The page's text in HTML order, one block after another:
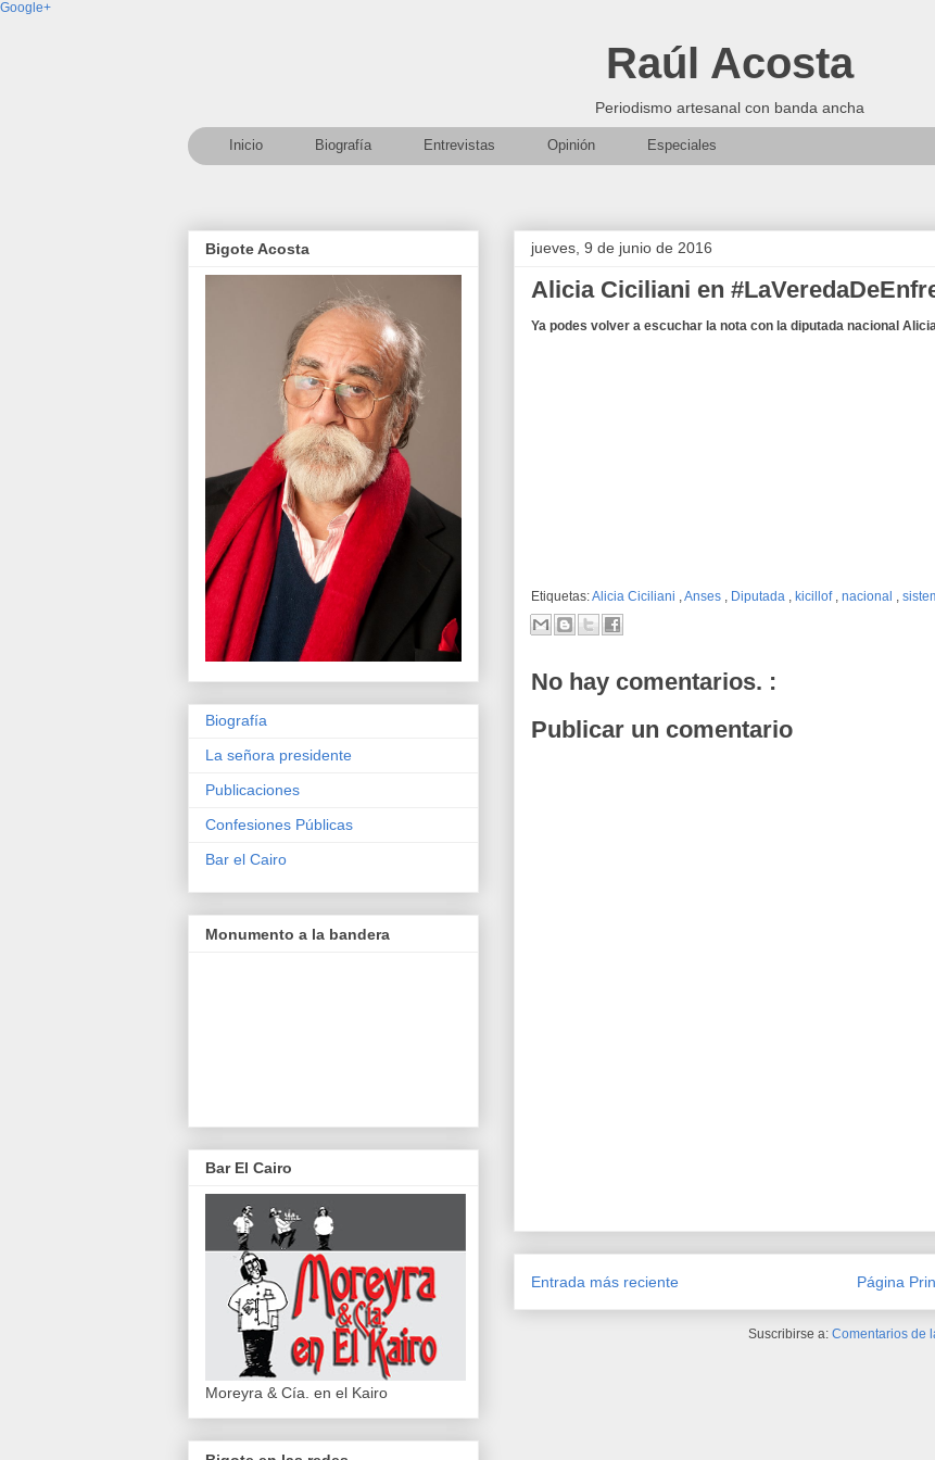
Google+
Raúl Acosta
Periodismo artesanal con banda ancha
Inicio Biografía Entrevistas Opinión Especiales
jueves, 9 de junio de 2016
Alicia Ciciliani en
Ya podes volver a escuchar la nota con la diputada nacional
Etiquetas:Alicia Ciciliani ,Anses , Diputada , kicillof , nacional ,
No hay comentarios. :
Publicar un comentario
Entrada más reciente Página
Suscribirse a: Comentarios de
Bigote Acosta
Biografía
La señora presidente
Publicaciones
Confesiones Públicas
Bar el Cairo
Monumento a la bandera
Bar El Cairo
Moreyra & Cía. en el Kairo